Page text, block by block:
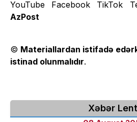
AzPost
© Materiallardan istifadə
istinad olunmalıdır.
Xəbər